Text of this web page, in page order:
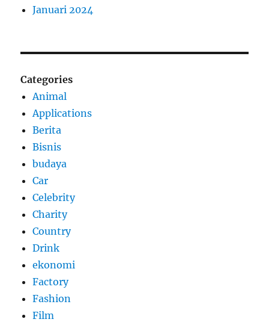
Januari 2024
Categories
Animal
Applications
Berita
Bisnis
budaya
Car
Celebrity
Charity
Country
Drink
ekonomi
Factory
Fashion
Film